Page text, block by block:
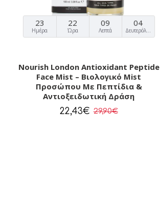
23
Ημέρα
22
Ώρα
09
Λεπτά
03
Δευτερόλεπτα
Nourish London Antioxidant Peptide
Face Mist – Βιολογικό Mist
Προσώπου Με Πεπτίδια &
Αντιοξειδωτική Δράση
22,43€ 29,90€